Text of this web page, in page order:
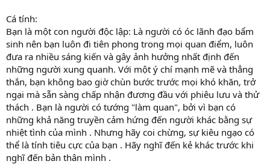
Cá tính:
Bạn là một con người độc lập: Là người có óc lãnh đạo bẩm
sinh nên bạn luôn đi tiên phong trong mọi quan điểm, luôn
đưa ra nhiều sáng kiến và gây ảnh hưởng nhất định đến
những người xung quanh. Với một ý chí mạnh mẽ và thẳng
thắn, bạn không bao giờ chùn bước trước mọi khó khăn, trở
ngại mà sẵn sàng chấp nhận đương đầu với phiêu lưu và thử
thách . Bạn là người có tướng "làm quan", bởi vì bạn có
những khả năng truyền cảm hứng đến người khác bằng sự
nhiệt tình của mình . Nhưng hãy coi chừng, sự kiêu ngạo có
thể là tính tiêu cực của bạn . Hãy nghĩ đến kẻ khác trước khi
nghĩ đến bản thân mình .